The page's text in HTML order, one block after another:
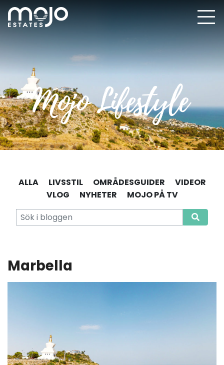
ALLA LIVSSTIL OMRÅDESGUIDER
VIDEOR
VLOG
NYHETER MOJO PÅ TV
Marbella